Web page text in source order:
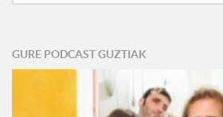
GURE PODCAST GUZTIAK